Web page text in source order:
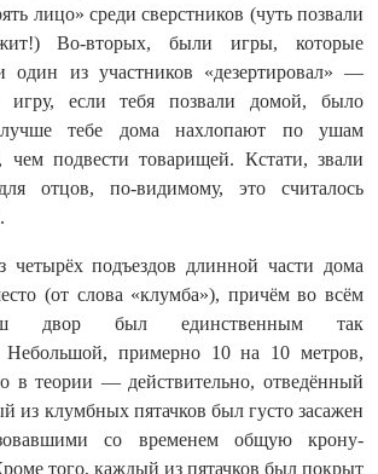
лицо» среди сверстников (чуть позвали
Во-вторых, были игры, которые
один из участников «дезертировал» —
игру, если тебя позвали домой, было
тебе дома нахлопают по ушам
чем подвести товарищей. Кстати, звали
отцов, по-видимому, это считалось
подъездов длинной части дома
(от слова «клумба»), причём во всём
двор был единственным так
Небольшой, примерно 10 на 10 метров,
в теории — действительно, отведённый
из клумбных пятачков был густо засажен
со временем общую крону-
того, каждый из пятачков был покрыт